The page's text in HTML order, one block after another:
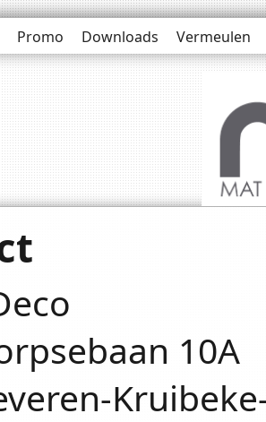
Promo Downloads Vermeulen
10A